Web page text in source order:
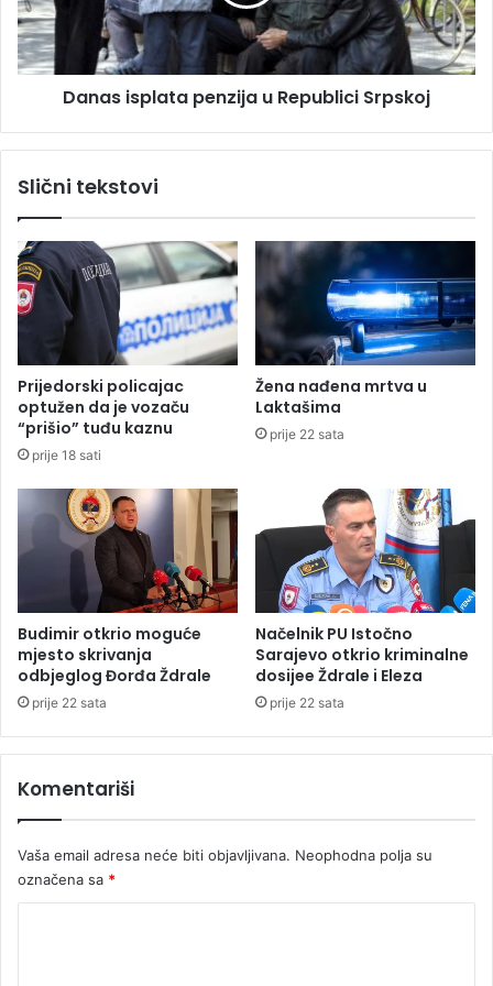
e
t
o
o
i
l
o
g
r
a
m
k
k
a
i
a
v
o
j
e
h
p
n
o
i
s
p
l
e
i
j
a
u
R
p
u
l
i
c
S
s
k
o
j
Danas isplata penzija u Republici Srpskoj
Slični tekstovi
Prijedorski policajac
optužen da je vozaču
“prišio” tuđu kaznu
prije 18 sati
Žena nađena mrtva u
Laktašima
prije 22 sata
Budimir otkrio moguće
mjesto skrivanja
odbjeglog Đorđa Ždrale
prije 22 sata
Načelnik PU Istočno
Sarajevo otkrio kriminalne
dosijee Ždrale i Eleza
prije 22 sata
Komentariši
Vaša email adresa neće biti objavljivana. Neophodna polja su
označena sa *